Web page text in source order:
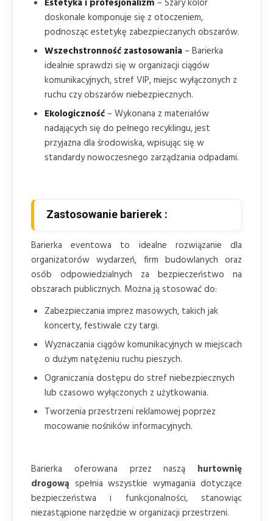
doskonale komponuje się z otoczeniem,
podnosząc estetykę zabezpieczanych obszarów.
Wszechstronność zastosowania – Barierka
idealnie sprawdzi się w organizacji ciągów
komunikacyjnych, stref VIP, miejsc wyłączonych z
ruchu czy obszarów niebezpiecznych.
Ekologiczność – Wykonana z materiałów
nadających się do pełnego recyklingu, jest
przyjazna dla środowiska, wpisując się w
standardy nowoczesnego zarządzania odpadami.
Zastosowanie barierek :
Barierka eventowa to idealne rozwiązanie dla
organizatorów wydarzeń, firm budowlanych oraz
osób odpowiedzialnych za bezpieczeństwo na
obszarach publicznych. Można ją stosować do:
Zabezpieczania imprez masowych, takich jak
koncerty, festiwale czy targi.
Wyznaczania ciągów komunikacyjnych w miejscach
o dużym natężeniu ruchu pieszych.
Ograniczania dostępu do stref niebezpiecznych
lub czasowo wyłączonych z użytkowania.
Tworzenia przestrzeni reklamowej poprzez
mocowanie nośników informacyjnych.
Barierka oferowana przez naszą hurtownię
drogową spełnia wszystkie wymagania dotyczące
bezpieczeństwa i funkcjonalności, stanowiąc
niezastąpione narzędzie w organizacji przestrzeni.